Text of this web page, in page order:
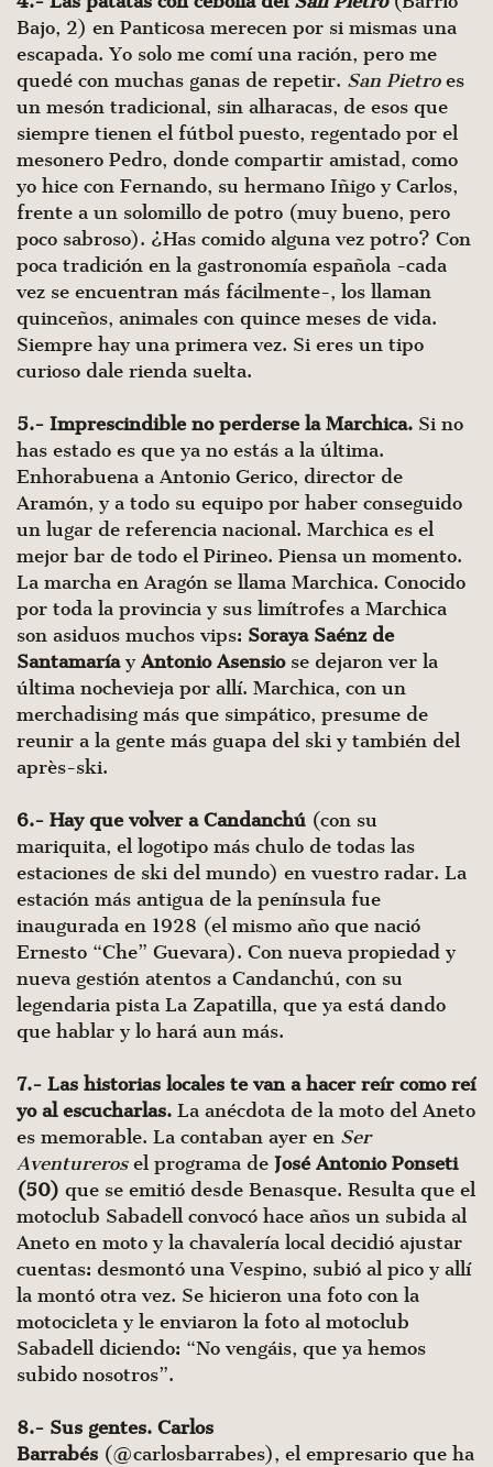
Bajo, 2) en Panticosa merecen por si mismas una
escapada. Yo solo me comí una ración, pero me
quedé con muchas ganas de repetir. San Pietroes
un mesón tradicional, sin alharacas, de esos que
siempre tienen el fútbol puesto, regentado por el
mesonero Pedro, donde compartir amistad, como
yo hice con Fernando, su hermano Iñigo y Carlos,
frente a un solomillo de potro (muy bueno, pero
poco sabroso). ¿Has comido alguna vez potro? Con
poca tradición en la gastronomía española -cada
vez se encuentran más fácilmente-, los llaman
quinceños, animales con quince meses de vida.
Siempre hay una primera vez. Si eres un tipo
curioso dale rienda suelta.
5.- Imprescindible no perderse la Marchica. Si no
has estado es que ya no estás a la última.
Enhorabuena a Antonio Gerico, director de
Aramón, y a todo su equipo por haber conseguido
un lugar de referencia nacional. Marchica es el
mejor bar de todo el Pirineo. Piensa un momento.
La marcha en Aragón se llama Marchica. Conocido
por toda la provincia y sus limítrofes a Marchica
son asiduos muchos vips: Soraya Saénz de
SantamaríayAntonio Asensiose dejaron ver la
última nochevieja por allí. Marchica, con un
merchadising más que simpático, presume de
reunir a la gente más guapa del ski y también del
après-ski.
6.- Hay que volver a Candanchú (con su
mariquita, el logotipo más chulo de todas las
estaciones de ski del mundo) en vuestro radar. La
estación más antigua de la península fue
inaugurada en 1928 (el mismo año que nació
Ernesto “Che” Guevara). Con nueva propiedad y
nueva gestión atentos a Candanchú, con su
legendaria pista La Zapatilla, que ya está dando
que hablar y lo hará aun más.
7.- Las historias locales te van a hacer reír como reí
yo al escucharlas. La anécdota de la moto del Aneto
es memorable. La contaban ayer en Ser
Aventurerosel programa de José Antonio Ponseti
(50) que se emitió desde Benasque. Resulta que el
motoclub Sabadell convocó hace años un subida al
Aneto en moto y la chavalería local decidió ajustar
cuentas: desmontó una Vespino, subió al pico y allí
la montó otra vez. Se hicieron una foto con la
motocicleta y le enviaron la foto al motoclub
Sabadell diciendo: “No vengáis, que ya hemos
subido nosotros”.
8.- Sus gentes. Carlos
Barrabés (@carlosbarrabes), el empresario que ha